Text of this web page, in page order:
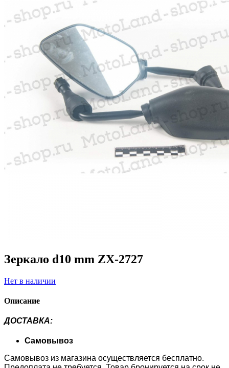
Зеркало d10 mm ZX-2727
Нет в наличии
Описание
ДОСТАВКА:
Самовывоз
Самовывоз из магазина осуществляется бесплатно.